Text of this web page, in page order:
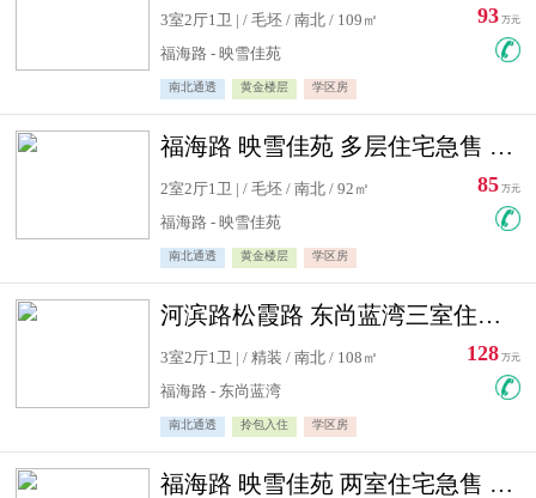
3室2厅1卫 | / 毛坯 / 南北 / 109㎡
福海路 - 映雪佳苑
南北通透 黄金楼层 学区房
93 万元
福海路 映雪佳苑 多层住宅急售 可公积金贷款
2室2厅1卫 | / 毛坯 / 南北 / 92㎡
福海路 - 映雪佳苑
南北通透 黄金楼层 学区房
85 万元
河滨路松霞路 东尚蓝湾三室住宅急售
3室2厅1卫 | / 精装 / 南北 / 108㎡
福海路 - 东尚蓝湾
南北通透 拎包入住 学区房
128 万元
福海路 映雪佳苑 两室住宅急售 可公积金贷款